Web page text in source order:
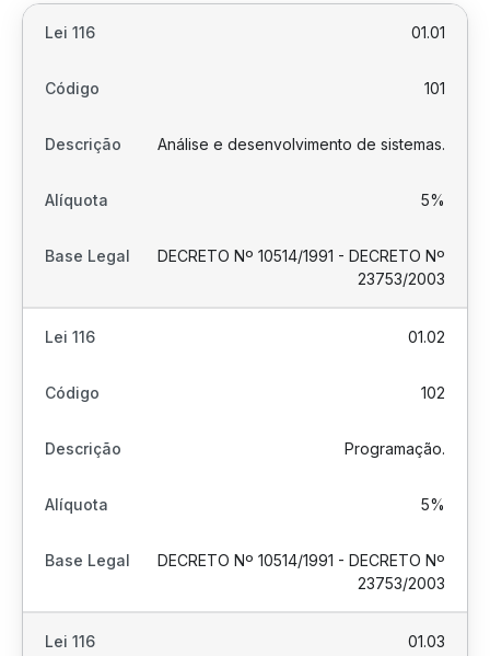
01.01
101
Análise e desenvolvimento de sistemas.
5%
DECRETO Nº 10514/1991 - DECRETO Nº
23753/2003
01.02
102
Programação.
5%
DECRETO Nº 10514/1991 - DECRETO Nº
23753/2003
01.03